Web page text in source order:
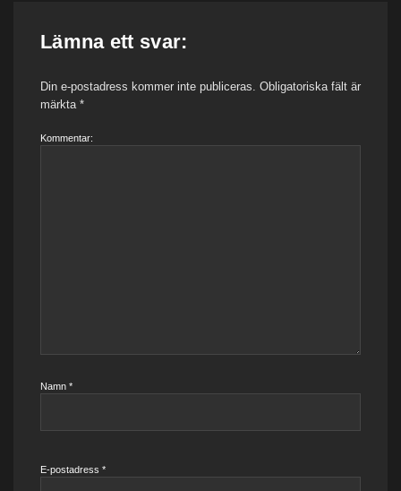
Lämna ett svar:
Din e-postadress kommer inte publiceras. Obligatoriska fält är
märkta *
Kommentar:
Namn *
E-postadress *